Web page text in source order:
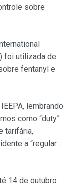
sobre
foi utilizada de
fentanyl e
lembrando
como “duty”
tarifária,
a “regular…
14 de outubro